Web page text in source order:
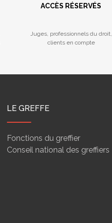
ACCÈS RÉSERVÉS
Juges, professionnels du droit,
clients en compte
LE GREFFE
Fonctions du greffier
Conseil national des greffiers